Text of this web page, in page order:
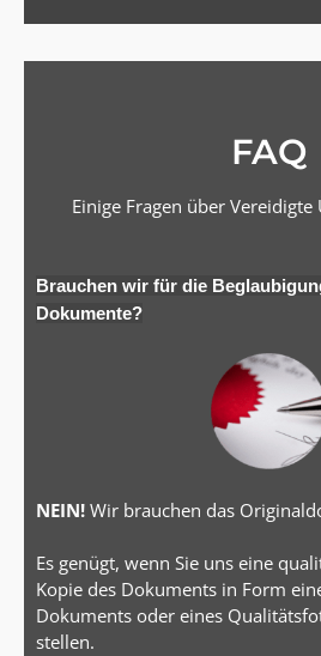
FAQ
Einige Fragen über Vereidigte
Brauchen wir für die
Dokumente?
NEIN! Wir brauchen das
Es genügt, wenn Sie uns eine
Kopie des Dokuments in Form
Dokuments oder eines
stellen.